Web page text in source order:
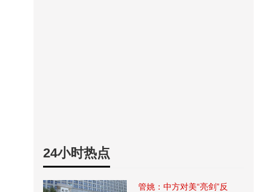
24小时热点
管姚：中方对美“亮剑”反